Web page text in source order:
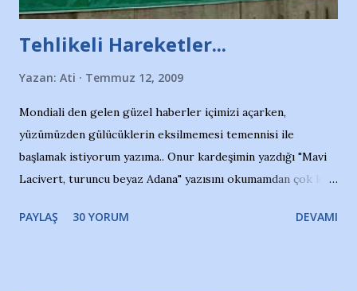
Tehlikeli Hareketler...
Yazan: Ati Temmuz 12, 2009
Mondiali den gelen güzel haberler içimizi açarken,
yüzümüzden gülücüklerin eksilmemesi temennisi ile
başlamak istiyorum yazıma.. Onur kardeşimin yazdığı "Mavi
Lacivert, turuncu beyaz Adana" yazısını okumamdan çok kısa
irkildim.. "Bursasporlu taraftarlar, İstanbul takımlarının
PAYLAŞ 30 YORUM DEVAMI